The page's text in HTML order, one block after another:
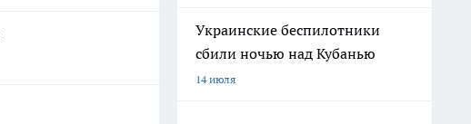
Украинские беспилотники
сбили ночью над Кубанью
14 июля